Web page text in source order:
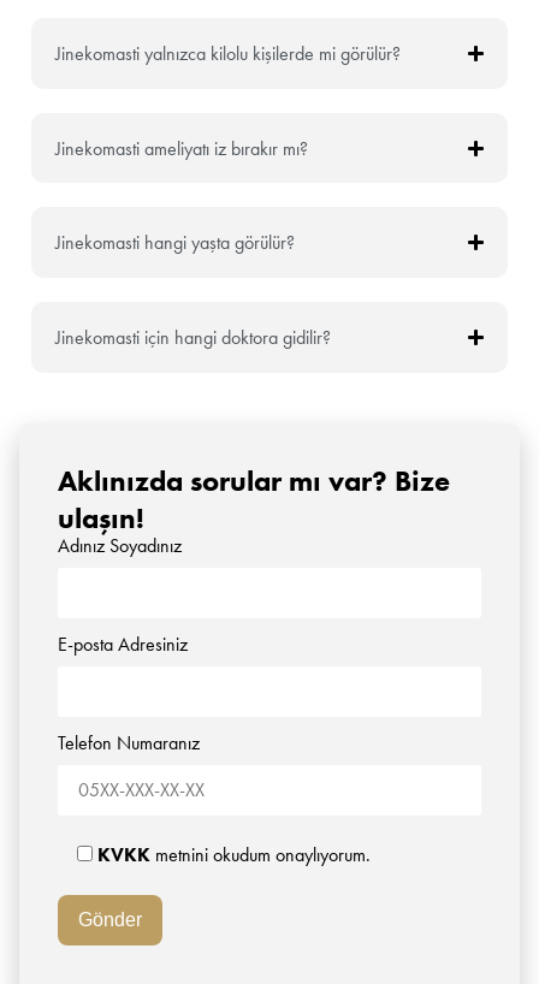
Aklınızda sorular mı var? Bize
ulaşın!
Adınız Soyadınız
E-posta Adresiniz
Telefon Numaranız
KVKK metnini okudum onaylıyorum.
Jinekomasti yalnızca kilolu kişilerde mi görülür?
Jinekomasti ameliyatı iz bırakır mı?
Jinekomasti hangi yaşta görülür?
Jinekomasti için hangi doktora gidilir?